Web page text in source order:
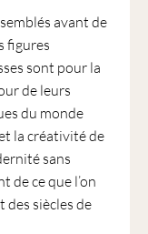
avant de
figures
sont pour la
de leurs
du monde
la créativité de
sans
de ce que l’on
des siècles de